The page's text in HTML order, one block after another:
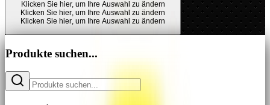
Klicken Sie hier, um Ihre Auswahl zu ändern
Klicken Sie hier, um Ihre Auswahl zu ändern
Klicken Sie hier, um Ihre Auswahl zu ändern
Produkte suchen...